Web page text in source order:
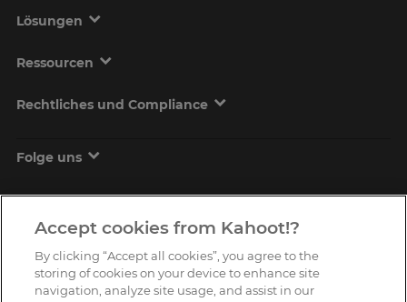
Lösungen
Ressourcen
Rechtliches und Compliance
Folge uns
Accept cookies from Kahoot!?
By clicking “Accept all cookies”, you agree to the
storing of cookies on your device to enhance site
navigation, analyze site usage, and assist in our